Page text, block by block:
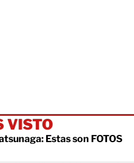
VISTO
Estas son FOTOS